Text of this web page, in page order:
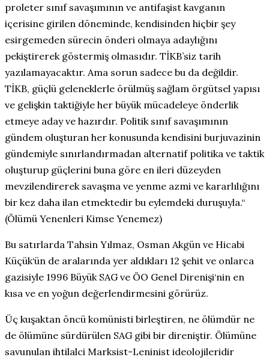
proleter sınıf savaşımının ve antifaşist kavganın
içerisine girilen döneminde, kendisinden hiçbir şey
esirgemeden sürecin önderi olmaya adaylığını
pekiştirerek göstermiş olmasıdır. TİKB’siz tarih
yazılamayacaktır. Ama sorun sadece bu da değildir.
TİKB, güçlü geleneklerle örülmüş sağlam örgütsel yapısı
ve gelişkin taktiğiyle her büyük mücadeleye önderlik
etmeye aday ve hazırdır. Politik sınıf savaşımının
gündem oluşturan her konusunda kendisini burjuvazinin
gündemiyle sınırlandırmadan alternatif politika ve taktik
oluşturup güçlerini buna göre en ileri düzeyden
mevzilendirerek savaşma ve yenme azmi ve kararlılığını
bir kez daha ilan etmektedir bu eylemdeki duruşuyla.“
(Ölümü Yenenleri Kimse Yenemez)
Bu satırlarda Tahsin Yılmaz, Osman Akgün ve Hicabi
Küçük‘ün de aralarında yer aldıkları 12 şehit ve onlarca
gazisiyle 1996 Büyük SAG ve ÖO Genel Direnişi‘nin en
kısa ve en yoğun değerlendirmesini görürüz.
Üç kuşaktan öncü komünisti birleştiren, ne ölümdür ne
de ölümüne sürdürülen SAG gibi bir direniştir. Ölümüne
savunulan ihtilalci Marksist-Leninist ideolojileridir